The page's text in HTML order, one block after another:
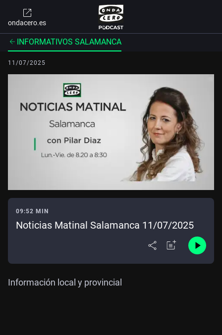
ondacero.es
INFORMATIVOS SALAMANCA
11/07/2025
09:52 MIN
Noticias Matinal Salamanca 11/07/2025
Información local y provincial